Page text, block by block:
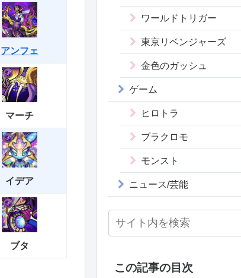
アンフェ
マーチ
イデア
ブタ
ワールドトリガー
東京リベンジャーズ
金色のガッシュ
ゲーム
ヒロトラ
ブラクロモ
モンスト
ニュース/芸能
この記事の目次